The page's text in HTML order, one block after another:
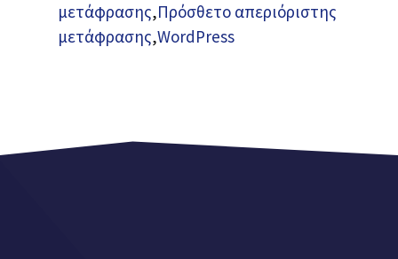
μετάφρασης,Πρόσθετο απεριόριστης
μετάφρασης,WordPress